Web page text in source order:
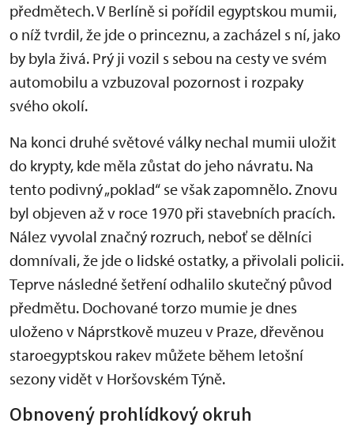
předmětech. V Berlíně si pořídil egyptskou mumii,
o níž tvrdil, že jde o princeznu, a zacházel s ní, jako
by byla živá. Prý ji vozil s sebou na cesty ve svém
automobilu a vzbuzoval pozornost i rozpaky
svého okolí.
Na konci druhé světové války nechal mumii uložit
do krypty, kde měla zůstat do jeho návratu. Na
tento podivný „poklad“ se však zapomnělo. Znovu
byl objeven až v roce 1970 při stavebních pracích.
Nález vyvolal značný rozruch, neboť se dělníci
domnívali, že jde o lidské ostatky, a přivolali policii.
Teprve následné šetření odhalilo skutečný původ
předmětu. Dochované torzo mumie je dnes
uloženo v Náprstkově muzeu v Praze, dřevěnou
staroegyptskou rakev můžete během letošní
sezony vidět v Horšovském Týně.
Obnovený prohlídkový okruh